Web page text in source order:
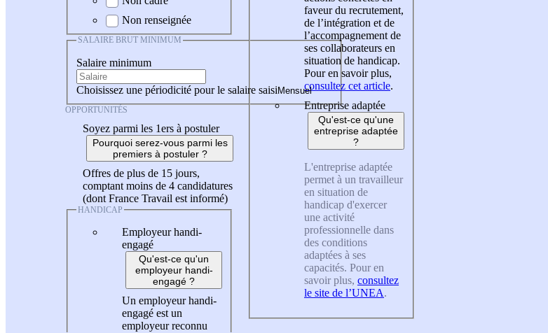
Non renseignée
SALAIRE BRUT MINIMUM
Salaire minimum
Choisissez une périodicité pour le salaire saisi
OPPORTUNITÉS
Soyez parmi les 1ers à postuler
Pourquoi serez-vous parmi les
premiers à postuler ?
Offres de plus de 15 jours,
comptant moins de 4 candidatures
(dont France Travail est informé)
HANDICAP
Employeur handi-
engagé
Qu'est-ce qu'un
employeur handi-
engagé ?
Un employeur handi-
engagé est un
employeur reconnu
faveur du recrutement,
de l’intégration et de
l’accompagnement de
ses collaborateurs en
situation de handicap.
Pour en savoir plus,
consultez cet article.
Entreprise adaptée
Qu'est-ce qu'une
entreprise adaptée
?
L'entreprise adaptée
permet à un travailleur
en situation de
handicap d'exercer
une activité
professionnelle dans
des conditions
adaptées à ses
capacités. Pour en
savoir plus, consultez
le site de l’UNEA.